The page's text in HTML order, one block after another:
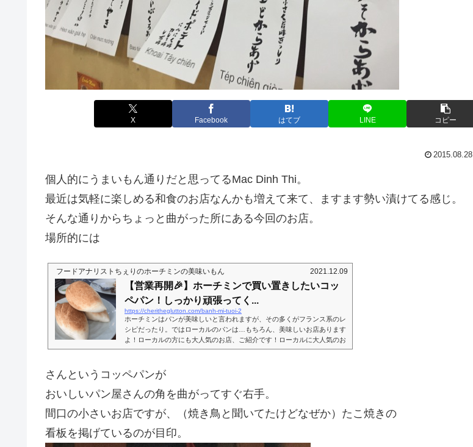
X Facebook はてブ LINE コピー
2015.08.28
個人的にうまいもん通りだと思ってるMac Dinh Thi。
最近は気軽に楽しめる和食のお店なんかも増えて来て、ますます勢い漬けてる感じ。
そんな通りからちょっと曲がった所にある今回のお店。
場所的には
フードアナリストちぇりのホーチミンの美味いもん 2021.12.09
【営業再開🎉】ホーチミンで買い置きしたいコッ
ペパン！しっかり頑張ってく...
https://cheritheglutton.com/banh-mi-tuoi-2
ホーチミンはパンが美味しいと言われますが、その多くがフランス系のレ
シピだったり。ではローカルのパンは…もちろん、美味しいお店あります
よ！ローカルの方にも大人気のお店、ご紹介です！ローカルに大人気のお
店2013年12月ホーチミン１区では、「目指せ日本のパン屋さん！」を掲げ
いし、目指せ日本どころか、そこにフランス文化が加わってるせいか、物
に寄っては、ちょっと日本ではお手軽価格では食べられないようなクオリ
ティの物も珍しくありません。が、道ば...
さんというコッペパンが
おいしいパン屋さんの角を曲がってすぐ右手。
間口の小さいお店ですが、（焼き鳥と聞いてたけどなぜか）たこ焼きの
看板を掲げているのが目印。